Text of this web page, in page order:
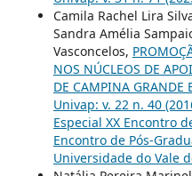
Camila Rachel Lira
Sandra Amélia
Vasconcelos,
NOS NÚCLEOS DE
DE CAMPINA GRANDE
Univap: v. 22 n. 40
Especial XX Encontro
Encontro de Pós-
Universidade do Vale